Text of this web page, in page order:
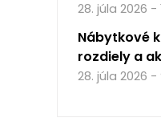
28. júla 2026 -
Nábytkové
rozdiely a
28. júla 2026 -